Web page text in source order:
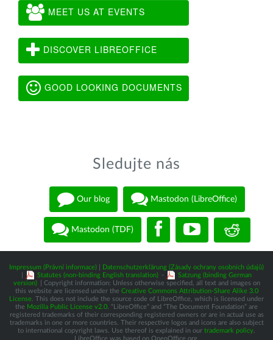
MEET US AT EVENTS
DISCOVER LIBREOFFICE
GOOD LOOKING DOCUMENTS
Sledujte nás
Our blog Mastodon (LibreOffice)
Mastodon (TDF)
Impressum (Právní informace)
Datenschutzerklärung (Zásady ochrany osobních údajů)
Statutes (non-binding English translation) -
Satzung (binding German
version)
| Copyright information: Unless otherwise specified, all text and images on
this website are licensed under the Creative Commons Attribution-Share Alike 3.0
License . This does not include the source code of LibreOffice, which is licensed under
the Mozilla Public License v2.0 . “LibreOffice” and “The Document Foundation” are
registered trademarks of their corresponding registered owners or are in actual use as
trademarks in one or more countries. Their respective logos and icons are also subject
to international copyright laws. Use thereof is explained in our trademark policy
LibreOffice was based on OpenOffice.org.